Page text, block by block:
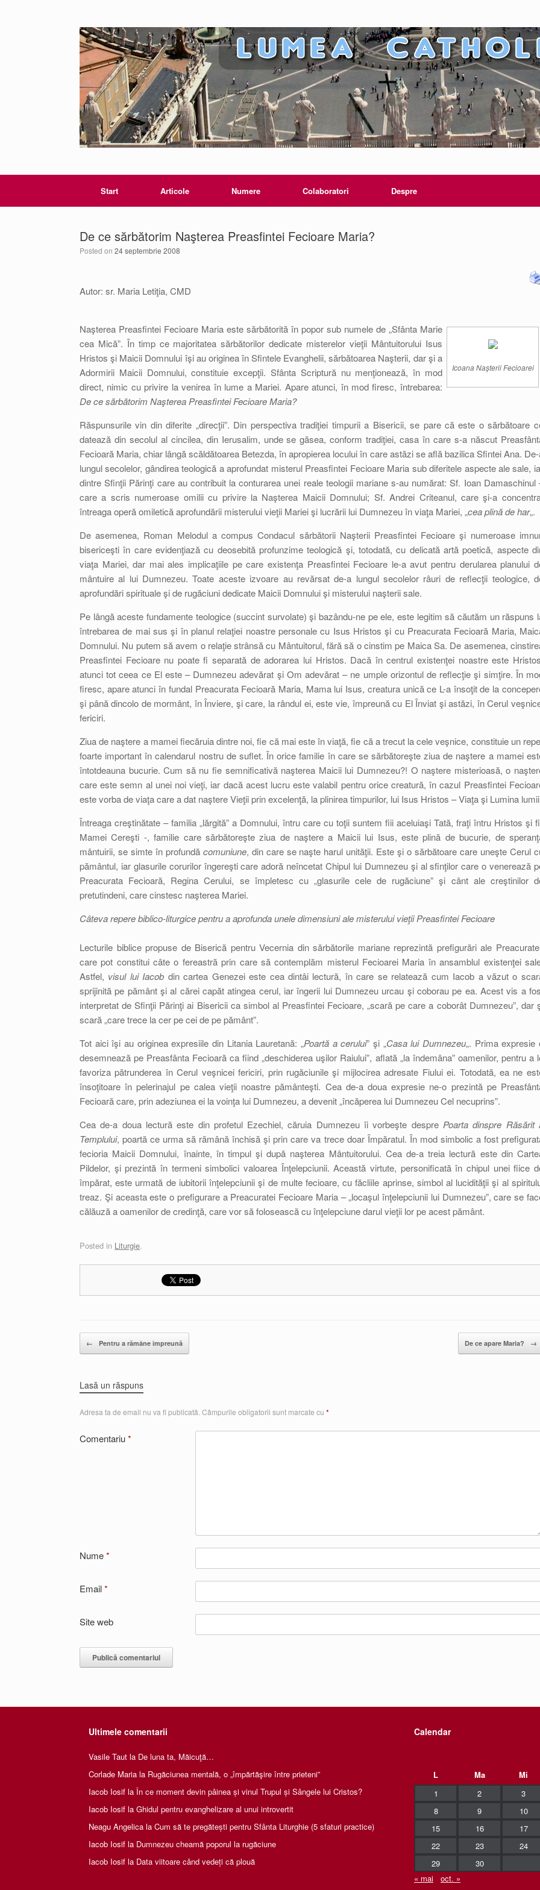
Start Articole Numere Colaboratori Despre
De ce sărbătorim Naşterea Preasfintei Fecioare Maria?
Posted on 24 septembrie 2008
Autor: sr. Maria Letiţia, CMD
Icoana Naşterii Fecioarei
Naşterea Preasfintei Fecioare Maria este sărbătorită în popor sub numele de „Sfânta Marie
cea Mică”. În timp ce majoritatea sărbătorilor dedicate misterelor vieţii Mântuitorului Isus
Hristos şi Maicii Domnului îşi au originea în Sfintele Evanghelii, sărbătoarea Naşterii, dar şi a
Adormirii Maicii Domnului, constituie excepţii. Sfânta Scriptură nu menţionează, în mod
direct, nimic cu privire la venirea în lume a Mariei. Apare atunci, în mod firesc, întrebarea:
De ce sărbătorim Naşterea Preasfintei Fecioare Maria?
Răspunsurile vin din diferite „direcţii”. Din perspectiva tradiţiei timpurii a Bisericii, se pare că este o sărbătoare
datează din secolul al cincilea, din Ierusalim, unde se găsea, conform tradiţiei, casa în care s-a născut
Fecioară Maria, chiar lângă scăldătoarea Betezda, în apropierea locului în care astăzi se află bazilica Sfintei Ana.
lungul secolelor, gândirea teologică a aprofundat misterul Preasfintei Fecioare Maria sub diferitele aspecte ale sale,
dintre Sfinţii Părinţi care au contribuit la conturarea unei reale teologii mariane s-au numărat: Sf. Ioan Damaschinul
care a scris numeroase omilii cu privire la Naşterea Maicii Domnului; Sf. Andrei Criteanul, care şi-a
întreaga operă omiletică aprofundării misterului vieţii Mariei şi lucrării lui Dumnezeu în viaţa Mariei, „cea plină de har„.
De asemenea, Roman Melodul a compus Condacul sărbătorii Naşterii Preasfintei Fecioare şi numeroase
bisericeşti în care evidenţiază cu deosebită profunzime teologică şi, totodată, cu delicată artă poetică, aspecte
viaţa Mariei, dar mai ales implicaţiile pe care existenţa Preasfintei Fecioare le-a avut pentru derularea planului
mântuire al lui Dumnezeu. Toate aceste izvoare au revărsat de-a lungul secolelor râuri de reflecţii teologice,
aprofundări spirituale şi de rugăciuni dedicate Maicii Domnului şi misterului naşterii sale.
Pe lângă aceste fundamente teologice (succint survolate) şi bazându-ne pe ele, este legitim să căutăm un răspuns
întrebarea de mai sus şi în planul relaţiei noastre personale cu Isus Hristos şi cu Preacurata Fecioară Maria,
Domnului. Nu putem să avem o relaţie strânsă cu Mântuitorul, fără să o cinstim pe Maica Sa. De asemenea,
Preasfintei Fecioare nu poate fi separată de adorarea lui Hristos. Dacă în centrul existenţei noastre este
atunci tot ceea ce El este – Dumnezeu adevărat şi Om adevărat – ne umple orizontul de reflecţie şi simţire. În
firesc, apare atunci în fundal Preacurata Fecioară Maria, Mama lui Isus, creatura unică ce L-a însoţit de la
şi până dincolo de mormânt, în Înviere, şi care, la rândul ei, este vie, împreună cu El Înviat şi astăzi, în Cerul
fericiri.
Ziua de naştere a mamei fiecăruia dintre noi, fie că mai este în viaţă, fie că a trecut la cele veşnice, constituie un
foarte important în calendarul nostru de suflet. În orice familie în care se sărbătoreşte ziua de naştere a mamei
întotdeauna bucurie. Cum să nu fie semnificativă naşterea Maicii lui Dumnezeu?! O naştere misterioasă, o
care este semn al unei noi vieţi, iar dacă acest lucru este valabil pentru orice creatură, în cazul Preasfintei
este vorba de viaţa care a dat naştere Vieţii prin excelenţă, la plinirea timpurilor, lui Isus Hristos – Viaţa şi Lumina
Întreaga creştinătate – familia „lărgită” a Domnului, întru care cu toţii suntem fiii aceluiaşi Tată, fraţi întru Hristos şi
Mamei Cereşti -, familie care sărbătoreşte ziua de naştere a Maicii lui Isus, este plină de bucurie, de
mântuirii, se simte în profundă comuniune, din care se naşte harul unităţii. Este şi o sărbătoare care uneşte Cerul
pământul, iar glasurile corurilor îngereşti care adoră neîncetat Chipul lui Dumnezeu şi al sfinţilor care o venerează
Preacurata Fecioară, Regina Cerului, se împletesc cu „glasurile cele de rugăciune” şi cânt ale creştinilor
pretutindeni, care cinstesc naşterea Mariei.
Câteva repere biblico-liturgice pentru a aprofunda unele dimensiuni ale misterului vieţii Preasfintei Fecioare
Lecturile biblice propuse de Biserică pentru Vecernia din sărbătorile mariane reprezintă prefigurări ale
care pot constitui câte o fereastră prin care să contemplăm misterul Fecioarei Maria în ansamblul existenţei
Astfel, visul lui Iacob din cartea Genezei este cea dintâi lectură, în care se relatează cum Iacob a văzut o
sprijinită pe pământ şi al cărei capăt atingea cerul, iar îngerii lui Dumnezeu urcau şi coborau pe ea. Acest vis a
interpretat de Sfinţii Părinţi ai Bisericii ca simbol al Preasfintei Fecioare, „scară pe care a coborât Dumnezeu”, dar
scară „care trece la cer pe cei de pe pământ”.
Tot aici îşi au originea expresiile din Litania Lauretană: „Poartă a cerului” şi „Casa lui Dumnezeu„. Prima expresie
desemnează pe Preasfânta Fecioară ca fiind „deschiderea uşilor Raiului”, aflată „la îndemâna” oamenilor, pentru a
favoriza pătrunderea în Cerul veşnicei fericiri, prin rugăciunile şi mijlocirea adresate Fiului ei. Totodată, ea ne
însoţitoare în pelerinajul pe calea vieţii noastre pământeşti. Cea de-a doua expresie ne-o prezintă pe
Fecioară care, prin adeziunea ei la voinţa lui Dumnezeu, a devenit „încăperea lui Dumnezeu Cel necuprins”.
Cea de-a doua lectură este din profetul Ezechiel, căruia Dumnezeu îi vorbeşte despre Poarta dinspre Răsărit
Templului, poartă ce urma să rămână închisă şi prin care va trece doar Împăratul. În mod simbolic a fost
fecioria Maicii Domnului, înainte, în timpul şi după naşterea Mântuitorului. Cea de-a treia lectură este din
Pildelor, şi prezintă în termeni simbolici valoarea Înţelepciunii. Această virtute, personificată în chipul unei fiice
împărat, este urmată de iubitorii înţelepciunii şi de multe fecioare, cu făcliile aprinse, simbol al lucidităţii şi al
treaz. Şi aceasta este o prefigurare a Preacuratei Fecioare Maria – „locaşul înţelepciunii lui Dumnezeu”, care se
călăuză a oamenilor de credinţă, care vor să folosească cu înţelepciune darul vieţii lor pe acest pământ.
Posted in Liturgie.
Post navigation
← Pentru a rămâne împreună De ce apare Maria? →
Lasă un răspuns
Adresa ta de email nu va fi publicată. Câmpurile obligatorii sunt marcate cu *
Comentariu*
Nume*
Email*
Site web
Ultimele comentarii
Vasile Taut la De luna ta, Măicuţă…
Corlade Maria la Rugăciunea mentală, o „împărtăşire între prieteni”
Iacob Iosif la În ce moment devin pâinea și vinul Trupul și Sângele lui Cristos?
Iacob Iosif la Ghidul pentru evanghelizare al unui introvertit
Neagu Angelica la Cum să te pregătești pentru Sfânta Liturghie (5 sfaturi practice)
Iacob Iosif la Dumnezeu cheamă poporul la rugăciune
Iacob Iosif la Data viitoare când vedeți că plouă
Calendar
L
Ma Mi
1
2 3
8
9 10
15
16 17
22
23 24
29
30
« mai
oct. »